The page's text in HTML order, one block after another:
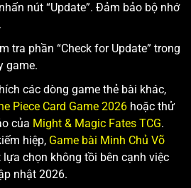
nút “Update”. Đảm bảo bộ nhớ
tra phần “Check for Update” trong
game.
các dòng game thẻ bài khác,
Piece Card Game 2026 hoặc thử
của Might & Magic Fates TCG.
hiệp, Game bài Minh Chủ Võ
chọn không tồi bên cạnh việc
nhật 2026.